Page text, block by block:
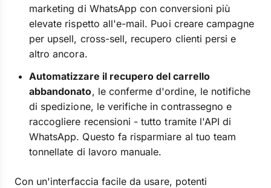
marketing di WhatsApp con conversioni più
elevate rispetto all'e-mail. Puoi creare campagne
per upsell, cross-sell, recupero clienti persi e
altro ancora.
Automatizzare il recupero del carrello
abbandonato, le conferme d'ordine, le notifiche
di spedizione, le verifiche in contrassegno e
raccogliere recensioni - tutto tramite l'API di
WhatsApp. Questo fa risparmiare al tuo team
tonnellate di lavoro manuale.
Con un'interfaccia facile da usare, potenti